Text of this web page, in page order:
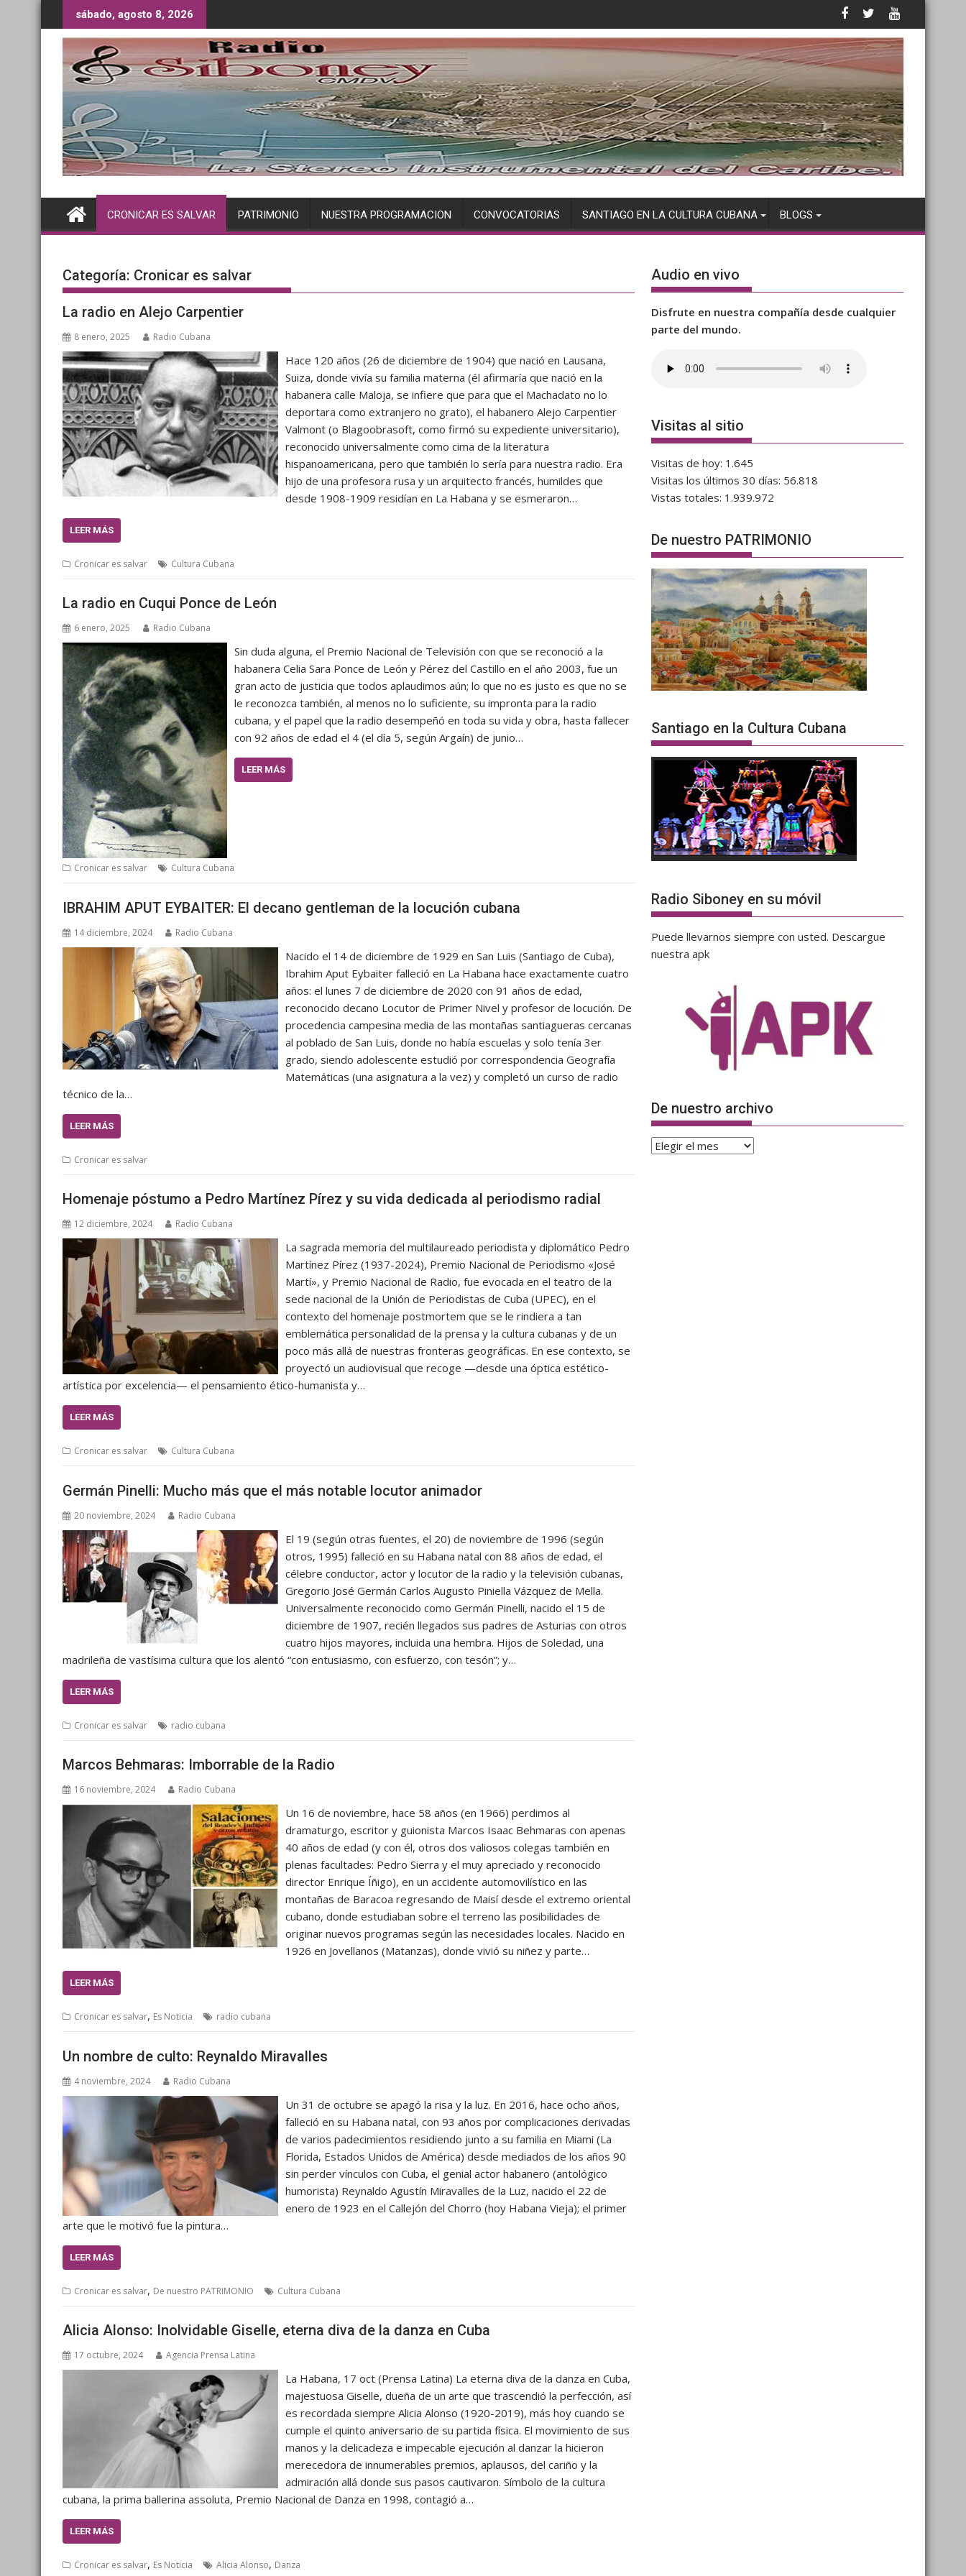
al
contenido
sábado, agosto 8, 2026
CRONICAR ES SALVAR PATRIMONIO NUESTRA PROGRAMACION CONVOCATORIAS SANTIAGO EN LA CULTURA CUBANA BLOGS
Categoría: Cronicar es salvar
La radio en Alejo Carpentier
8 enero, 2025 Radio Cubana
Hace 120 años (26 de diciembre de 1904) que nació en Lausana,
Suiza, donde vivía su familia materna (él afirmaría que nació en la
habanera calle Maloja, se infiere que para que el Machadato no lo
deportara como extranjero no grato), el habanero Alejo Carpentier
Valmont (o Blagoobrasoft, como firmó su expediente universitario),
reconocido universalmente como cima de la literatura
hispanoamericana, pero que también lo sería para nuestra radio. Era
hijo de una profesora rusa y un arquitecto francés, humildes que
desde 1908-1909 residían en La Habana y se esmeraron…
LEER MÁS
Cronicar es salvar Cultura Cubana
La radio en Cuqui Ponce de León
6 enero, 2025 Radio Cubana
Sin duda alguna, el Premio Nacional de Televisión con que se reconoció a la
habanera Celia Sara Ponce de León y Pérez del Castillo en el año 2003, fue un
gran acto de justicia que todos aplaudimos aún; lo que no es justo es que no se
le reconozca también, al menos no lo suficiente, su impronta para la radio
cubana, y el papel que la radio desempeñó en toda su vida y obra, hasta fallecer
con 92 años de edad el 4 (el día 5, según Argaín) de junio…
LEER MÁS
Cronicar es salvar Cultura Cubana
IBRAHIM APUT EYBAITER: El decano gentleman de la locución cubana
14 diciembre, 2024 Radio Cubana
Nacido el 14 de diciembre de 1929 en San Luis (Santiago de Cuba),
Ibrahim Aput Eybaiter falleció en La Habana hace exactamente cuatro
años: el lunes 7 de diciembre de 2020 con 91 años de edad,
reconocido decano Locutor de Primer Nivel y profesor de locución. De
procedencia campesina media de las montañas santiagueras cercanas
al poblado de San Luis, donde no había escuelas y solo tenía 3er
grado, siendo adolescente estudió por correspondencia Geografía
Matemáticas (una asignatura a la vez) y completó un curso de radio
técnico de la…
LEER MÁS
Cronicar es salvar
Homenaje póstumo a Pedro Martínez Pírez y su vida dedicada al periodismo radial
12 diciembre, 2024 Radio Cubana
La sagrada memoria del multilaureado periodista y diplomático Pedro
Martínez Pírez (1937-2024), Premio Nacional de Periodismo «José
Martí», y Premio Nacional de Radio, fue evocada en el teatro de la
sede nacional de la Unión de Periodistas de Cuba (UPEC), en el
contexto del homenaje postmortem que se le rindiera a tan
emblemática personalidad de la prensa y la cultura cubanas y de un
poco más allá de nuestras fronteras geográficas. En ese contexto, se
proyectó un audiovisual que recoge —desde una óptica estético-
artística por excelencia— el pensamiento ético-humanista y…
LEER MÁS
Cronicar es salvar Cultura Cubana
Germán Pinelli: Mucho más que el más notable locutor animador
20 noviembre, 2024 Radio Cubana
El 19 (según otras fuentes, el 20) de noviembre de 1996 (según
otros, 1995) falleció en su Habana natal con 88 años de edad, el
célebre conductor, actor y locutor de la radio y la televisión cubanas,
Gregorio José Germán Carlos Augusto Piniella Vázquez de Mella.
Universalmente reconocido como Germán Pinelli, nacido el 15 de
diciembre de 1907, recién llegados sus padres de Asturias con otros
cuatro hijos mayores, incluida una hembra. Hijos de Soledad, una
madrileña de vastísima cultura que los alentó “con entusiasmo, con esfuerzo, con tesón”; y…
LEER MÁS
Cronicar es salvar radio cubana
Marcos Behmaras: Imborrable de la Radio
16 noviembre, 2024 Radio Cubana
Un 16 de noviembre, hace 58 años (en 1966) perdimos al
dramaturgo, escritor y guionista Marcos Isaac Behmaras con apenas
40 años de edad (y con él, otros dos valiosos colegas también en
plenas facultades: Pedro Sierra y el muy apreciado y reconocido
director Enrique Íñigo), en un accidente automovilístico en las
montañas de Baracoa regresando de Maisí desde el extremo oriental
cubano, donde estudiaban sobre el terreno las posibilidades de
originar nuevos programas según las necesidades locales. Nacido en
1926 en Jovellanos (Matanzas), donde vivió su niñez y parte…
LEER MÁS
Cronicar es salvar, Es Noticia radio cubana
Un nombre de culto: Reynaldo Miravalles
4 noviembre, 2024 Radio Cubana
Un 31 de octubre se apagó la risa y la luz. En 2016, hace ocho años,
falleció en su Habana natal, con 93 años por complicaciones derivadas
de varios padecimientos residiendo junto a su familia en Miami (La
Florida, Estados Unidos de América) desde mediados de los años 90
sin perder vínculos con Cuba, el genial actor habanero (antológico
humorista) Reynaldo Agustín Miravalles de la Luz, nacido el 22 de
enero de 1923 en el Callejón del Chorro (hoy Habana Vieja); el primer
arte que le motivó fue la pintura…
LEER MÁS
Cronicar es salvar, De nuestro PATRIMONIO Cultura Cubana
Alicia Alonso: Inolvidable Giselle, eterna diva de la danza en Cuba
17 octubre, 2024 Agencia Prensa Latina
La Habana, 17 oct (Prensa Latina) La eterna diva de la danza en Cuba,
majestuosa Giselle, dueña de un arte que trascendió la perfección, así
es recordada siempre Alicia Alonso (1920-2019), más hoy cuando se
cumple el quinto aniversario de su partida física. El movimiento de sus
manos y la delicadeza e impecable ejecución al danzar la hicieron
merecedora de innumerables premios, aplausos, del cariño y la
admiración allá donde sus pasos cautivaron. Símbolo de la cultura
cubana, la prima ballerina assoluta, Premio Nacional de Danza en 1998, contagió a…
LEER MÁS
Cronicar es salvar, Es Noticia Alicia Alonso, Danza
Audio en vivo
Disfrute en nuestra compañía desde cualquier
parte del mundo.
Visitas al sitio
Visitas de hoy: 1.645
Visitas los últimos 30 días: 56.818
Vistas totales: 1.939.972
De nuestro PATRIMONIO
Santiago en la Cultura Cubana
Radio Siboney en su móvil
Puede llevarnos siempre con usted. Descargue
nuestra apk
De nuestro archivo
De